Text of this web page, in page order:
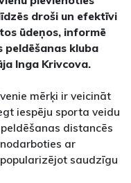
droši un efektīvi
ūdeņos, informē
peldēšanas kluba
Inga Krivcova.
mērķi ir veicināt
iespēju sporta veidu
distancēs
ar
saudzīgu